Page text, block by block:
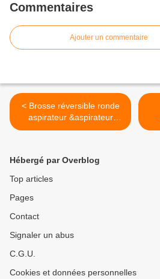
Commentaires
Ajouter un commentaire
< Brosse réversible ronde
aspirateur &aspirateur
centralisée
Hébergé par Overblog
Top articles
Pages
Contact
Signaler un abus
C.G.U.
Cookies et données personnelles